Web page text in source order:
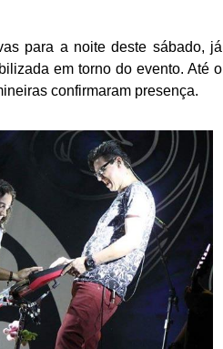
para a noite deste sábado, já
em torno do evento. Até o
confirmaram presença.